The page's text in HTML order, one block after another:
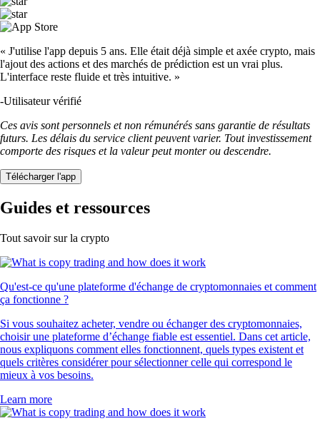
« J'utilise l'app depuis 5 ans. Elle était déjà simple et axée crypto, mais
l'ajout des actions et des marchés de prédiction est un vrai plus.
L'interface reste fluide et très intuitive. »
-Utilisateur vérifié
Ces avis sont personnels et non rémunérés sans garantie de résultats
futurs. Les délais du service client peuvent varier. Tout investissement
comporte des risques et la valeur peut monter ou descendre.
Télécharger l'app
Guides et ressources
Tout savoir sur la crypto
Qu'est-ce qu'une plateforme d'échange de cryptomonnaies et comment
ça fonctionne ?
Si vous souhaitez acheter, vendre ou échanger des cryptomonnaies,
choisir une plateforme d’échange fiable est essentiel. Dans cet article,
nous expliquons comment elles fonctionnent, quels types existent et
quels critères considérer pour sélectionner celle qui correspond le
mieux à vos besoins.
Learn more